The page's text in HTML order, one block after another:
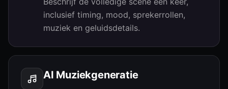
inclusief timing, mood, sprekerrollen,
muziek en geluidsdetails.
AI Muziekgeneratie